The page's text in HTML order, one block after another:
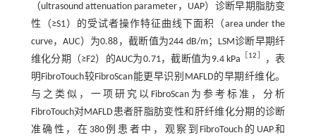
（ultrasound attenuation parameter，UAP）诊断早期脂肪变
性（≥S1）的受试者操作特征曲线下面积（area under the
curve，AUC）为0.88，截断值为244 dB/m；LSM诊断早期纤
维化分期（≥F2）的AUC为0.71，截断值为9.4 kPa ［12］
，表
明FibroTouch较FibroScan能更早识别MAFLD的早期纤维化。
与之类似，一项研究以FibroScan为参考标准，分析
FibroTouch对MAFLD患者肝脂肪变性和肝纤维化分期的诊断
准确性，在380例患者中，观察到FibroTouch的UAP和